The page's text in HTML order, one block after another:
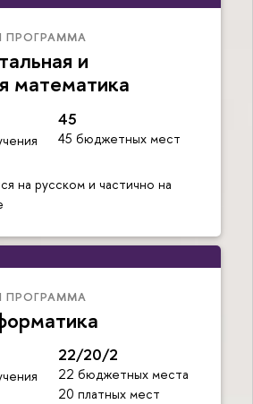
ПРОГРАММА
и
математика
45
45 бюджетных мест
на русском и частично на
ПРОГРАММА
22/20/2
22 бюджетных места
20 платных мест